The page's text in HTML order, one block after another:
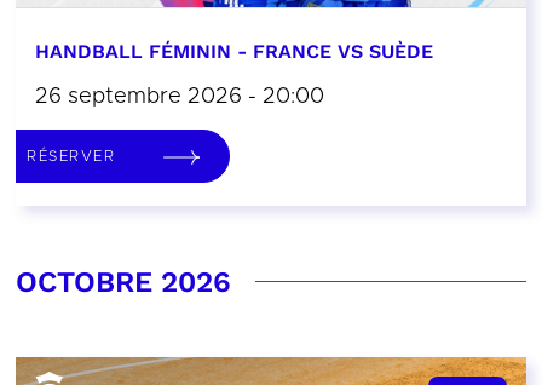
HANDBALL FÉMININ - FRANCE VS SUÈDE
26 septembre 2026 - 20:00
RÉSERVER
OCTOBRE 2026